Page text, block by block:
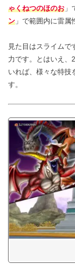
ゃくねつのほのお
ン 」で範囲内に雷属
見た目はスライム
力です。とはいえ、
いれば、様々な特技
す。